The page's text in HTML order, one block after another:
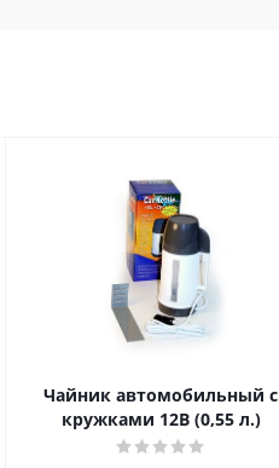
Чайник автомобильный c
кружками 12В (0,55 л.)